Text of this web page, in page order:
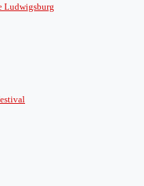
Ludwigsburg